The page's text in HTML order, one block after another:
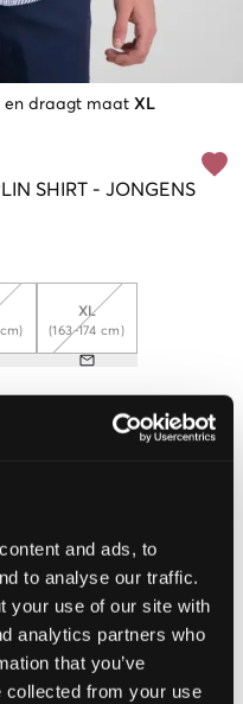
and ads, to
to analyse our traffic.
your use of our site with
analytics partners who
that you’ve
collected from your use
en draagt maat XL
SHIRT - JONGENS
XL
(163-174 cm)